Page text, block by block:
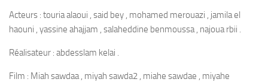
Acteurs : touria alaoui , said bey , mohamed merouazi , jamila el
haouni , yassine ahajjam , salaheddine benmoussa , najoua rbii .
Réalisateur : abdesslam kelai .
Film : Miah sawdaa , miyah sawda2 , miahe sawdae , miyahe